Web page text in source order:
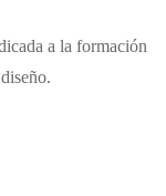
a la formación